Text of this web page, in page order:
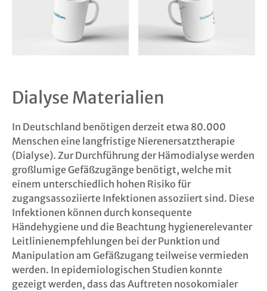
Dialyse Materialien
In Deutschland benötigen derzeit etwa 80.000
Menschen eine langfristige Nierenersatztherapie
(Dialyse). Zur Durchführung der Hämodialyse werden
großlumige Gefäßzugänge benötigt, welche mit
einem unterschiedlich hohen Risiko für
zugangsassoziierte Infektionen assoziiert sind. Diese
Infektionen können durch konsequente
Händehygiene und die Beachtung hygienerelevanter
Leitlinienempfehlungen bei der Punktion und
Manipulation am Gefäßzugang teilweise vermieden
werden. In epidemiologischen Studien konnte
gezeigt werden, dass das Auftreten nosokomialer